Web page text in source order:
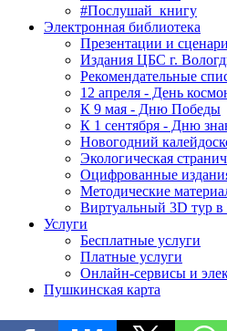
#Послушай_книгу
Электронная библиотека
Презентации и
Издания ЦБС г.
Рекомендательные
12 апреля - День
К 9 мая - Дню Победы
К 1 сентября - Дню
Новогодний
Экологическая
Оцифрованные
Методические
Виртуальный 3D тур
Услуги
Бесплатные услуги
Платные услуги
Онлайн-сервисы и
Пушкинская карта